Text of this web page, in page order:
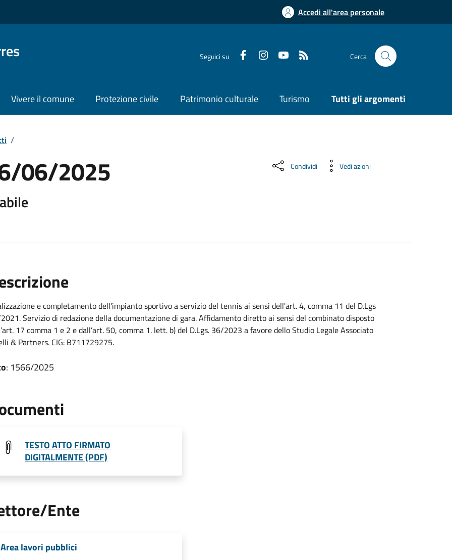
Accedi all'area personale
Seguici su Cerca
Vivere il comune Protezione civile Patrimonio culturale Turismo Tutti gli argomenti
/
06/2025 Condividi Vedi azioni
e completamento dell'impianto sportivo a servizio del tennis ai sensi dell'art. 4, comma 11 del D.Lgs
Servizio di redazione della documentazione di gara. Affidamento diretto ai sensi del combinato disposto
17 comma 1 e 2 e dall’art. 50, comma 1. lett. b) del D.Lgs. 36/2023 a favore dello Studio Legale Associato
& Partners. CIG: B711729275.
: 1566/2025
TESTO ATTO FIRMATO
DIGITALMENTE (PDF)
Ente
Area lavori pubblici